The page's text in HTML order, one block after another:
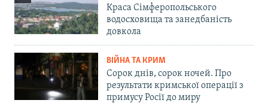
Краса Сімферопольського
водосховища та занедбаність
довкола
ВІЙНА ТА КРИМ
Сорок днів, сорок ночей. Про
результати кримської операції з
примусу Росії до миру